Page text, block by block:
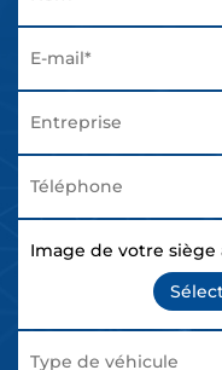
Image de votre siège